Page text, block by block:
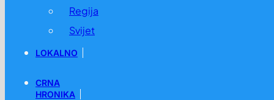
Regija
Svijet
LOKALNO
CRNA
HRONIKA